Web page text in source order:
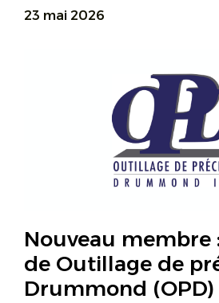
23 mai 2026
Nouveau membre
de Outillage de
Drummond (OPD)